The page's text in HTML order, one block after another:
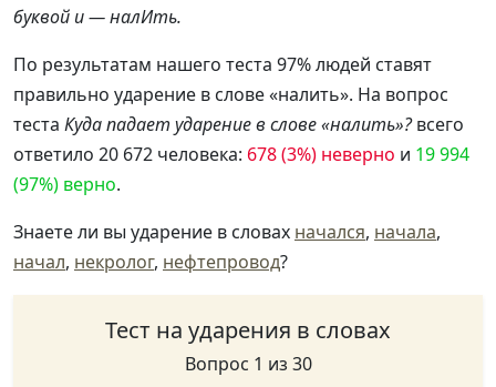
буквой и — налИть.
По результатам нашего теста 97% людей ставят
правильно ударение в слове «налить». На вопрос
теста Куда падает ударение в слове «налить»?всего
ответило 20 672 человека: 678 (3%) неверно и 19 994
(97%) верно.
Знаете ли вы ударение в словах начался, начала,
начал, некролог, нефтепровод?
Тест на ударения в словах
Вопрос 1 из 30